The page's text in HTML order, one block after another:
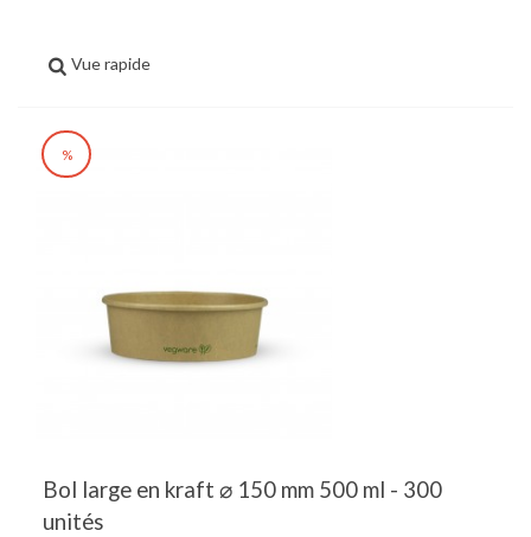
Vue rapide
%
Bol large en kraft ⌀ 150 mm 500 ml - 300
unités